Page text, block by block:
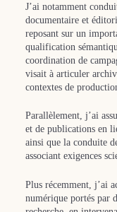
J’ai notamment
documentaire et
reposant sur un
qualification
coordination de
visait à articuler
contextes de
Parallèlement, j’ai
et de publications en
ainsi que la conduite
associant exigences
Plus récemment, j’ai
numérique portés par